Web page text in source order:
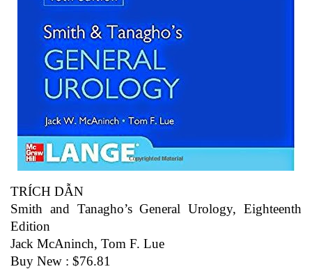
TRÍCH DẪN
Smith and Tanagho’s General Urology, Eighteenth
Edition
Jack McAninch, Tom F. Lue
Buy New : $76.81